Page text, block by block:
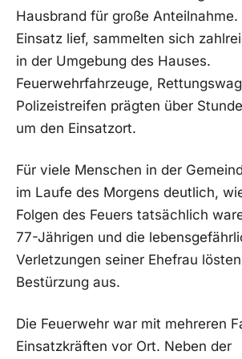
Hausbrand für große Anteilnahme.
Einsatz lief, sammelten sich
in der Umgebung des Hauses.
Feuerwehrfahrzeuge,
Polizeistreifen prägten über
um den Einsatzort.
Für viele Menschen in der
im Laufe des Morgens deutlich,
Folgen des Feuers tatsächlich
77-Jährigen und die
Verletzungen seiner Ehefrau
Bestürzung aus.
Die Feuerwehr war mit mehreren
Einsatzkräften vor Ort. Neben der